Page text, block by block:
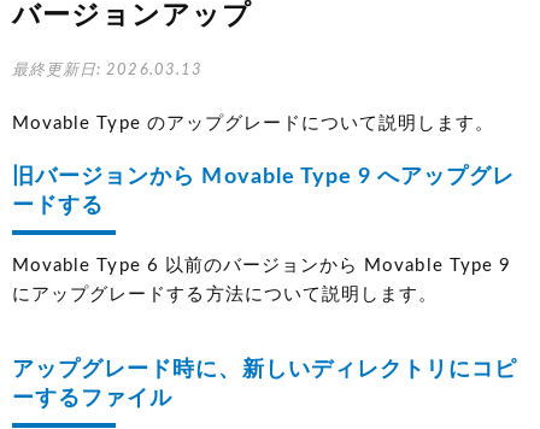
バージョンアップ
最終更新日: 2026.03.13
Movable Type のアップグレードについて説明します。
旧バージョンから Movable Type 9 へアップグレ
ードする
Movable Type 6 以前のバージョンから Movable Type 9
にアップグレードする方法について説明します。
アップグレード時に、新しいディレクトリにコピ
ーするファイル